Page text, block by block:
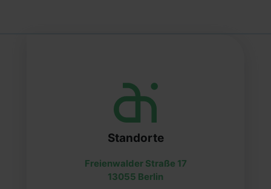
Standorte
Freienwalder Straße 17
13055 Berlin